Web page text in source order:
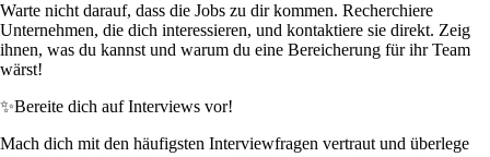
Warte nicht darauf, dass die Jobs zu dir kommen. Recherchiere
Unternehmen, die dich interessieren, und kontaktiere sie direkt. Zeig
ihnen, was du kannst und warum du eine Bereicherung für ihr Team
wärst!
✨Bereite dich auf Interviews vor!
Mach dich mit den häufigsten Interviewfragen vertraut und überlege